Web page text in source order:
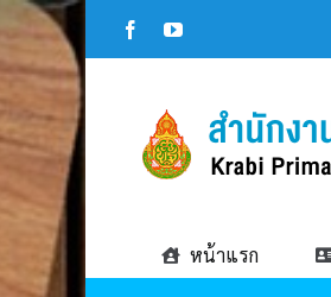
Skip
content
FacebookYouTube
หน้าแรก